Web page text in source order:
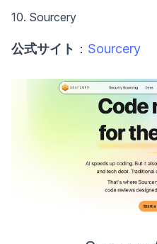
10. Sourcery
公式サイト ： Sourcery